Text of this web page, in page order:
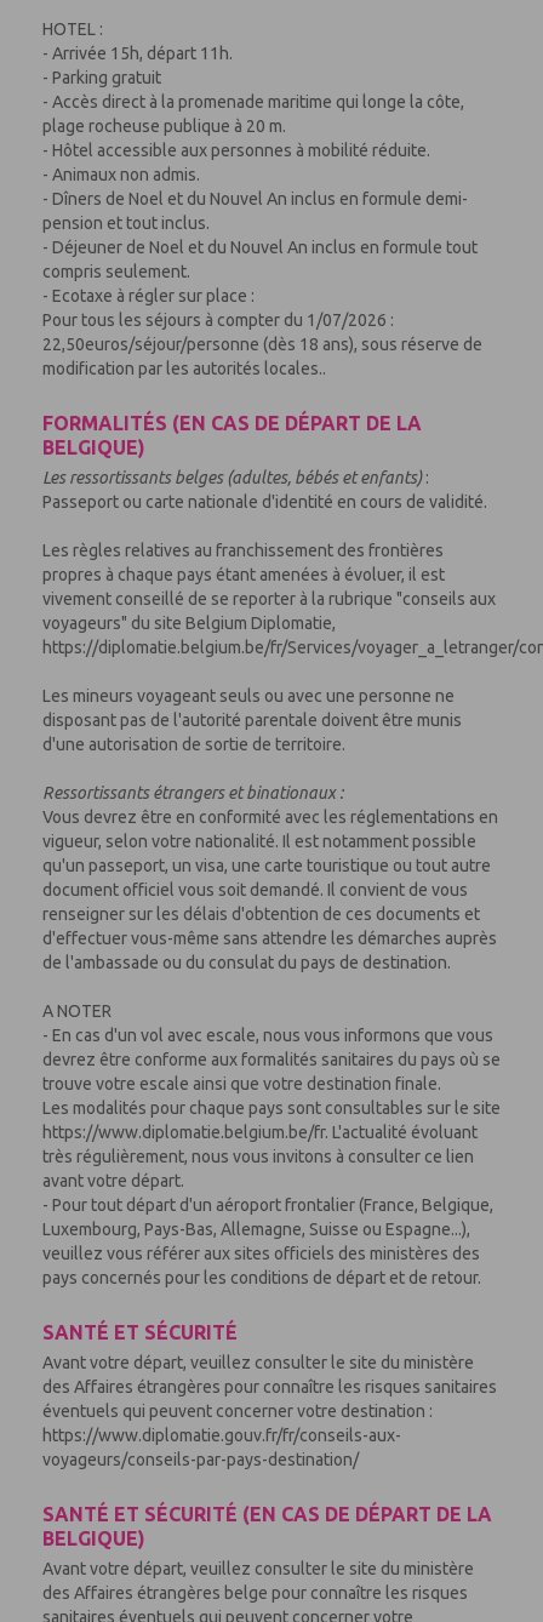
HOTEL :
- Arrivée 15h, départ 11h.
- Parking gratuit
- Accès direct à la promenade maritime qui longe la côte,
plage rocheuse publique à 20 m.
- Hôtel accessible aux personnes à mobilité réduite.
- Animaux non admis.
- Dîners de Noel et du Nouvel An inclus en formule demi-
pension et tout inclus.
- Déjeuner de Noel et du Nouvel An inclus en formule tout
compris seulement.
- Ecotaxe à régler sur place :
Pour tous les séjours à compter du 1/07/2026 :
22,50euros/séjour/personne (dès 18 ans), sous réserve de
modification par les autorités locales..
FORMALITÉS (EN CAS DE DÉPART DE LA
BELGIQUE)
Les ressortissants belges (adultes, bébés et enfants):
Passeport ou carte nationale d'identité en cours de validité.
Les règles relatives au franchissement des frontières
propres à chaque pays étant amenées à évoluer, il est
vivement conseillé de se reporter à la rubrique "conseils aux
voyageurs" du site Belgium Diplomatie,
https://diplomatie.belgium.be/fr/Services/voyager_a_letranger/
Les mineurs voyageant seuls ou avec une personne ne
disposant pas de l'autorité parentale doivent être munis
d'une autorisation de sortie de territoire.
Ressortissants étrangers et binationaux :
Vous devrez être en conformité avec les réglementations en
vigueur, selon votre nationalité. Il est notamment possible
qu'un passeport, un visa, une carte touristique ou tout autre
document officiel vous soit demandé. Il convient de vous
renseigner sur les délais d'obtention de ces documents et
d'effectuer vous-même sans attendre les démarches auprès
de l'ambassade ou du consulat du pays de destination.
A NOTER
- En cas d'un vol avec escale, nous vous informons que vous
devrez être conforme aux formalités sanitaires du pays où se
trouve votre escale ainsi que votre destination finale.
Les modalités pour chaque pays sont consultables sur le site
https://www.diplomatie.belgium.be/fr. L'actualité évoluant
très régulièrement, nous vous invitons à consulter ce lien
avant votre départ.
- Pour tout départ d'un aéroport frontalier (France, Belgique,
Luxembourg, Pays-Bas, Allemagne, Suisse ou Espagne...),
veuillez vous référer aux sites officiels des ministères des
pays concernés pour les conditions de départ et de retour.
SANTÉ ET SÉCURITÉ
Avant votre départ, veuillez consulter le site du ministère
des Affaires étrangères pour connaître les risques sanitaires
éventuels qui peuvent concerner votre destination :
https://www.diplomatie.gouv.fr/fr/conseils-aux-
voyageurs/conseils-par-pays-destination/
SANTÉ ET SÉCURITÉ (EN CAS DE DÉPART DE LA
BELGIQUE)
Avant votre départ, veuillez consulter le site du ministère
des Affaires étrangères belge pour connaître les risques
sanitaires éventuels qui peuvent concerner votre